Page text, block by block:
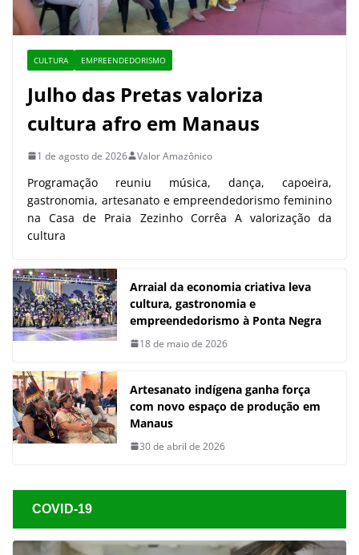
CULTURA EMPREENDEDORISMO
Julho das Pretas valoriza
cultura afro em Manaus
1 de agosto de 2026 Valor Amazônico
Programação reuniu música, dança, capoeira,
gastronomia, artesanato e empreendedorismo feminino
na Casa de Praia Zezinho Corrêa A valorização da
cultura
Arraial da economia criativa leva
cultura, gastronomia e
empreendedorismo à Ponta Negra
18 de maio de 2026
Artesanato indígena ganha força
com novo espaço de produção em
Manaus
30 de abril de 2026
COVID-19